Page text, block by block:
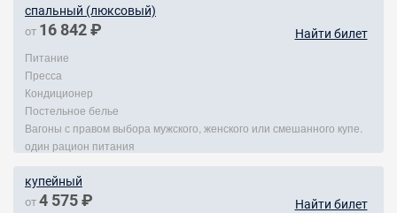
спальный (люксовый)
от 16 842 ₽ Найти билет
Питание
Пресса
Кондиционер
Постельное белье
Вагоны с правом выбора мужского, женского или смешанного купе.
один рацион питания
купейный
от 4 575 ₽ Найти билет